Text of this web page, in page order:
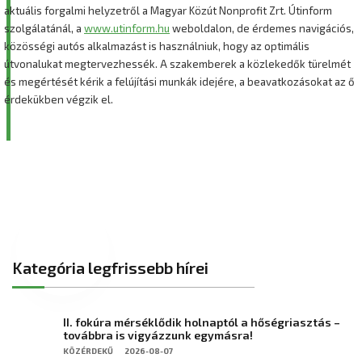
aktuális forgalmi helyzetről a Magyar Közút Nonprofit Zrt. Útinform
szolgálatánál, a www.utinform.hu weboldalon, de érdemes navigációs,
közösségi autós alkalmazást is használniuk, hogy az optimális
útvonalukat megtervezhessék. A szakemberek a közlekedők türelmét
és megértését kérik a felújítási munkák idejére, a beavatkozásokat az ő
érdekükben végzik el.
Kategória legfrissebb hírei
II. fokúra mérséklődik holnaptól a hőségriasztás –
továbbra is vigyázzunk egymásra!
KÖZÉRDEKŰ 2026-08-07